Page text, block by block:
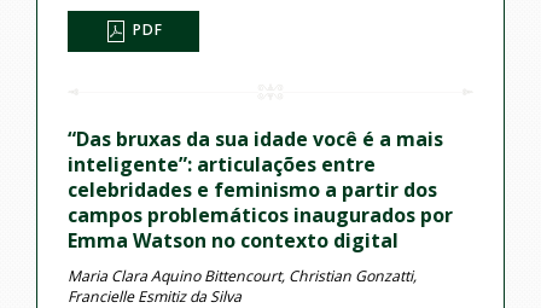
PDF
“Das bruxas da sua idade você é a mais
inteligente”: articulações entre
celebridades e feminismo a partir dos
campos problemáticos inaugurados por
Emma Watson no contexto digital
Maria Clara Aquino Bittencourt, Christian Gonzatti,
Francielle Esmitiz da Silva